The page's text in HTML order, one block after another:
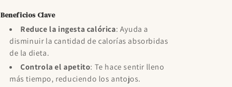
Beneficios Clave
Reduce la ingesta calórica: Ayuda a
disminuir la cantidad de calorías absorbidas
de la dieta.
Controla el apetito: Te hace sentir lleno
más tiempo, reduciendo los antojos.